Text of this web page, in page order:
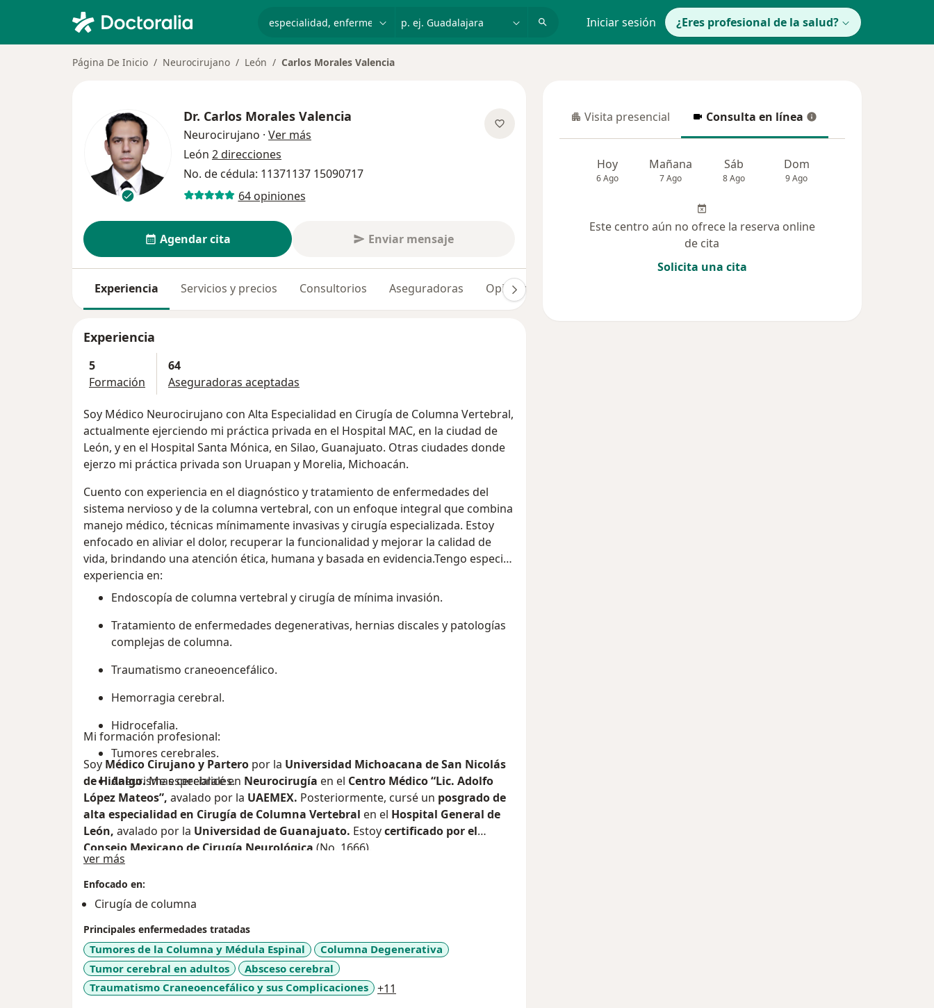
Iniciar sesión ¿Eres profesional de la salud?
Página De Inicio Neurocirujano León Carlos Morales Valencia
Dr. Carlos Morales Valencia
Neurocirujano · Ver más
León 2 direcciones
No. de cédula: 11371137 15090717
64 opiniones
Agendar cita Enviar mensaje
Experiencia Servicios y precios Consultorios Aseguradoras Opiniones (64)
Experiencia
5
Formación
64
Aseguradoras aceptadas
Soy Médico Neurocirujano con Alta Especialidad en Cirugía de Columna Vertebral,
actualmente ejerciendo mi práctica privada en el Hospital MAC, en la ciudad de
León, y en el Hospital Santa Mónica, en Silao, Guanajuato. Otras ciudades donde
ejerzo mi práctica privada son Uruapan y Morelia, Michoacán.
Cuento con experiencia en el diagnóstico y tratamiento de enfermedades del
sistema nervioso y de la columna vertebral, con un enfoque integral que combina
manejo médico, técnicas mínimamente invasivas y cirugía especializada. Estoy
enfocado en aliviar el dolor, recuperar la funcionalidad y mejorar la calidad de
vida, brindando una atención ética, humana y basada en evidencia.Tengo especial
experiencia en:
Endoscopía de columna vertebral y cirugía de mínima invasión.
Tratamiento de enfermedades degenerativas, hernias discales y patologías
complejas de columna.
Traumatismo craneoencefálico.
Hemorragia cerebral.
Hidrocefalia.
Tumores cerebrales.
Aneurismas cerebrales.
Mi formación profesional:
Soy Médico Cirujano y Partero por la Universidad Michoacana de San Nicolás
de Hidalgo.Me especialicé en Neurocirugía en el Centro Médico “Lic. Adolfo
López Mateos”, avalado por la UAEMEX. Posteriormente, cursé un posgrado de
alta especialidad en Cirugía de Columna Vertebral en el Hospital General de
León, avalado por la Universidad de Guanajuato. Estoycertificado por el
Consejo Mexicano de Cirugía Neurológica (No. 1666).
ver más
Enfocado en:
Cirugía de columna
Principales enfermedades tratadas
Tumores de la Columna y Médula Espinal
Columna Degenerativa
Tumor cerebral en adultos
Absceso cerebral
Traumatismo Craneoencefálico y sus Complicaciones
+11
Visita presencial
Visita presencial Consulta en línea
Consulta en línea
Hoy
6 Ago
Mañana
7 Ago
Sáb
8 Ago
Dom
9 Ago
Este centro aún no ofrece la reserva online
de cita
Solicita una cita